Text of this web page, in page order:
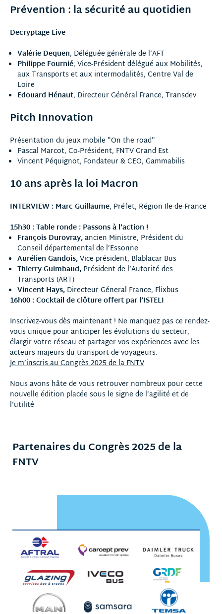
Prévention : la sécurité au quotidien
Decryptage Live
Valérie Dequen, Déléguée générale de l’AFT
Philippe Fournié, Vice-Président délégué aux Mobilités,
aux Transports et aux intermodalités, Centre Val de
Loire
Edouard Hénaut, Directeur Général France, Transdev
Pitch Innovation
Présentation du jeux mobile "On the road"
Pascal Marcot, Co-Président, FNTV Grand Est
Vincent Péquignot, Fondateur & CEO, Gammabilis
10 ans après la loi Macron
INTERVIEW : Marc Guillaume, Préfet, Région Ile-de-France
15h30 : Table ronde : Passons à l’action !
François Durovray,ancien Ministre, Président du
Conseil départemental de l’Essonne
Aurélien Gandois,Vice-président, Blablacar Bus
Thierry Guimbaud, Président de l’Autorité des
Transports (ART)
Vincent Hays, Directeur Géneral France, Flixbus
16h00 : Cocktail de clôture offert par l’ISTELI
Inscrivez-vous dès maintenant ! Ne manquez pas ce rendez-
vous unique pour anticiper les évolutions du secteur,
élargir votre réseau et partager vos expériences avec les
acteurs majeurs du transport de voyageurs.
Je m’inscris au Congrès 2025 de la FNTV
Nous avons hâte de vous retrouver nombreux pour cette
nouvelle édition placée sous le signe de l’agilité et de
l’utilité
Partenaires du Congrès 2025 de la
FNTV